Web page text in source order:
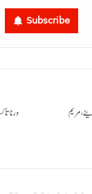
Subscribe
ورنا
مریم